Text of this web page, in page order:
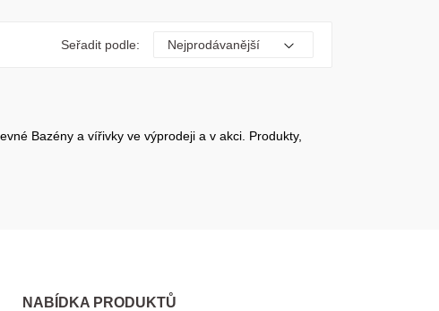
Seřadit podle:
Bazény a vířivky ve výprodeji a v akci. Produkty,
NABÍDKA PRODUKTŮ